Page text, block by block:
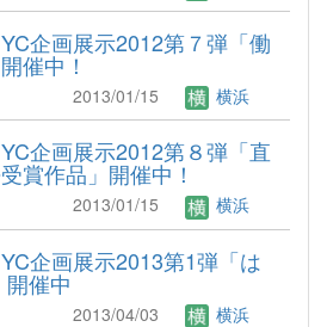
企画展示2012第７弾「働
催中！
2013/01/15 横浜
企画展示2012第８弾「直
賞作品」開催中！
2013/01/15 横浜
企画展示2013第1弾「は
開催中
2013/04/03 横浜